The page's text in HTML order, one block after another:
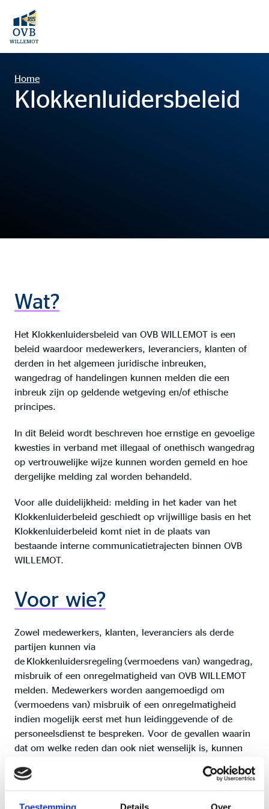
Toestemming Details Over
Home
Klokkenluidersbeleid
Wat?
Het Klokkenluidersbeleid van OVB WILLEMOT is een
beleid waardoor medewerkers, leveranciers, klanten of
derden in het algemeen juridische inbreuken,
wangedrag of handelingen kunnen melden die een
inbreuk zijn op geldende wetgeving en/of ethische
principes.
In dit Beleid wordt beschreven hoe ernstige en gevoelige
kwesties in verband met illegaal of onethisch wangedrag
op vertrouwelijke wijze kunnen worden gemeld en hoe
dergelijke melding zal worden behandeld.
Voor alle duidelijkheid: melding in het kader van het
Klokkenluiderbeleid geschiedt op vrijwillige basis en het
Klokkenluiderbeleid komt niet in de plaats van
bestaande interne communicatietrajecten binnen OVB
WILLEMOT.
Voor wie?
Zowel medewerkers, klanten, leveranciers als derde
partijen kunnen via
de Klokkenluidersregeling (vermoedens van) wangedrag,
misbruik of een onregelmatigheid van OVB WILLEMOT
melden. Medewerkers worden aangemoedigd om
(vermoedens van) misbruik of een onregelmatigheid
indien mogelijk eerst met hun leidinggevende of de
personeelsdienst te bespreken. Voor de gevallen waarin
dat om welke reden dan ook niet wenselijk is, kunnen
Doel